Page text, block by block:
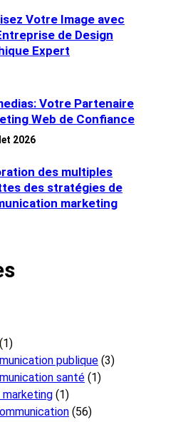
Votre Image avec
de Design
Expert
Votre Partenaire
Web de Confiance
2026
des multiples
des stratégies de
marketing
(1)
publique (3)
santé (1)
(1)
(56)